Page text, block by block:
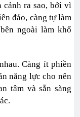
cảnh ra sao, bởi vì
đảo, càng tự làm
ngoài làm khổ
Càng ít phiền
năng lực cho nên
tâm và sẵn sàng